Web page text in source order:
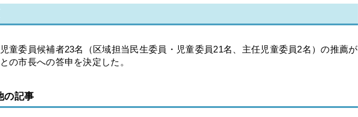
童委員候補者23名（区域担当民生委員・児童委員21名、主任児童委員2名）の推薦が
の市長への答申を決定した。
の記事